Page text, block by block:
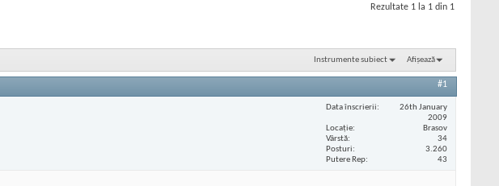
Rezultate 1 la 1 din 1
Instrumente subiect Afișează
#1
Data înscrierii
26th January
2009
Locaţie
Brasov
Vârstă
34
Posturi
3.260
Putere Rep
43